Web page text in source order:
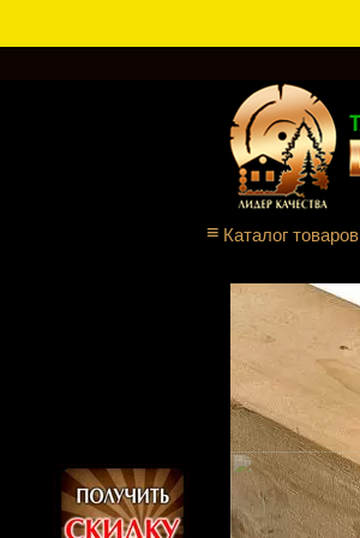
≡ Каталог товаров